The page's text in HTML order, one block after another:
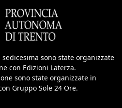
sono state organizzate
con Edizioni Laterza.
sono state organizzate in
Gruppo Sole 24 Ore.